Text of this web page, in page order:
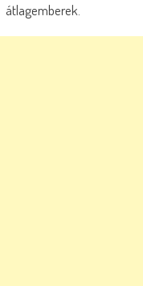
átlagemberek.